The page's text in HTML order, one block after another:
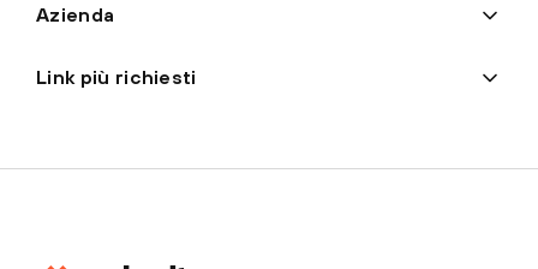
Azienda
Link più richiesti